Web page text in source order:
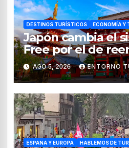
DESTINOS TURÍSTICOS ECONOMÍA Y
Japón cambia el
Free por el de
impuestos desde
de 2026
AGO 5, 2026 ENTORNO
ESPAÑA Y EUROPA HABLEMOS DE